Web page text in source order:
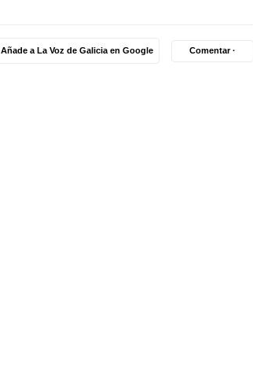
Añade a La Voz de Galicia en Google Comentar ·